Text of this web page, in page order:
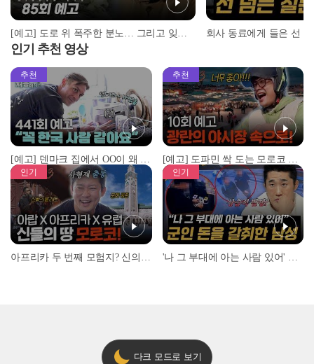
[예고] 도로 위 폭주한 분노… 그리고 잊을 수 없는 씨랜드 화재 참사
인기 추천 영상
추천
[예고] 덴마크 집에서 OO이 왜 나와...? 이상할 정도로 한국을 사랑하는 우리 형을 제보합니다!
추천
[예고] 도파민 싹 도는 모로코 야시장 투어!
인기 인기
다크 모드로 보기